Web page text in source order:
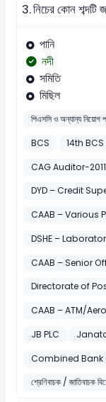
3.নিচের কোন শব্দটি
পানি
নদী
সমিতি
মিছিল
পিএসসি ও অন্যান্য নিয়োগ
BCS
14th
CAG Auditor-2011
DYD – Credit
CAAB – Various
DSHE –
CAAB – Senior
Directorate of
CAAB – ATM/
JB PLC
Combined Bank
শ্রেণিবাচক / জাতিবাচক